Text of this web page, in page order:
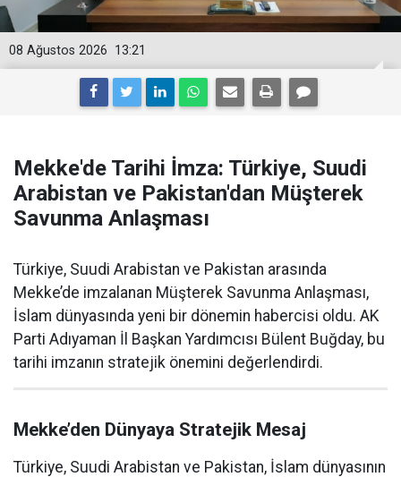
13:21
08 Ağustos 2026
Mekke'de Tarihi İmza: Türkiye, Suudi
Arabistan ve Pakistan'dan Müşterek
Savunma Anlaşması
Türkiye, Suudi Arabistan ve Pakistan arasında
Mekke’de imzalanan Müşterek Savunma Anlaşması,
İslam dünyasında yeni bir dönemin habercisi oldu. AK
Parti Adıyaman İl Başkan Yardımcısı Bülent Buğday, bu
tarihi imzanın stratejik önemini değerlendirdi.
Mekke’den Dünyaya Stratejik Mesaj
Türkiye, Suudi Arabistan ve Pakistan, İslam dünyasının